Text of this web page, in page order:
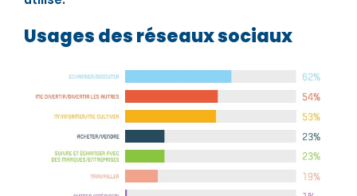
Usages des réseaux sociaux